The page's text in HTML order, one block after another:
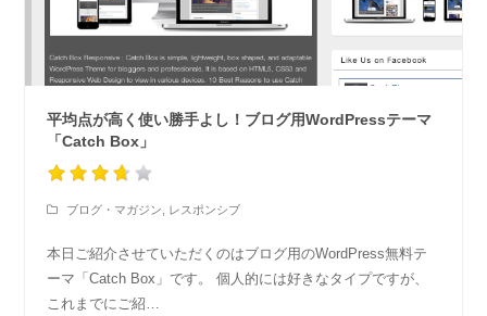
平均点が高く使い勝手よし！ブログ用WordPressテーマ
「Catch Box」
ブログ・マガジン レスポンシブ
本日ご紹介させていただくのはブログ用のWordPress無料テ
ーマ「Catch Box」です。 個人的には好きなタイプですが、
これまでにご紹…